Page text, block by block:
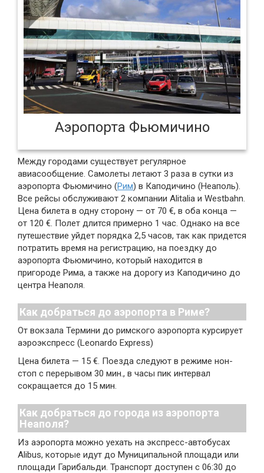
Аэропорта Фьюмичино
Между городами существует регулярное
авиасообщение. Самолеты летают 3 раза в сутки из
аэропорта Фьюмичино (Рим) в Каподичино (Неаполь).
Все рейсы обслуживают 2 компании Alitalia и Westbahn.
Цена билета в одну сторону — от 70 €, в оба конца —
от 120 €. Полет длится примерно 1 час. Однако на все
путешествие уйдет порядка 2,5 часов, так как придется
потратить время на регистрацию, на поездку до
аэропорта Фьюмичино, который находится в
пригороде Рима, а также на дорогу из Каподичино до
центра Неаполя.
Как добраться до аэропорта в Риме?
От вокзала Термини до римского аэропорта курсирует
аэроэкспресс (Leonardo Express)
Цена билета — 15 €. Поезда следуют в режиме нон-
стоп с перерывом 30 мин., в часы пик интервал
сокращается до 15 мин.
Как добраться до города из аэропорта
Неаполя?
Из аэропорта можно уехать на экспресс-автобусах
Alibus, которые идут до Муниципальной площади или
площади Гарибальди. Транспорт доступен с 06:30 до